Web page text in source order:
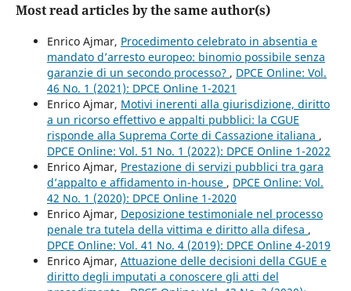
Most read articles by the same author(s)
Enrico Ajmar, Procedimento celebrato in absentia e
mandato d’arresto europeo: binomio possibile senza
garanzie di un secondo processo? , DPCE Online: Vol.
46 No. 1 (2021): DPCE Online 1-2021
Enrico Ajmar, Motivi inerenti alla giurisdizione, diritto
a un ricorso effettivo e appalti pubblici: la CGUE
risponde alla Suprema Corte di Cassazione italiana ,
DPCE Online: Vol. 51 No. 1 (2022): DPCE Online 1-2022
Enrico Ajmar, Prestazione di servizi pubblici tra gara
d’appalto e affidamento in-house , DPCE Online: Vol.
42 No. 1 (2020): DPCE Online 1-2020
Enrico Ajmar, Deposizione testimoniale nel processo
penale tra tutela della vittima e diritto alla difesa ,
DPCE Online: Vol. 41 No. 4 (2019): DPCE Online 4-2019
Enrico Ajmar, Attuazione delle decisioni della CGUE e
diritto degli imputati a conoscere gli atti del